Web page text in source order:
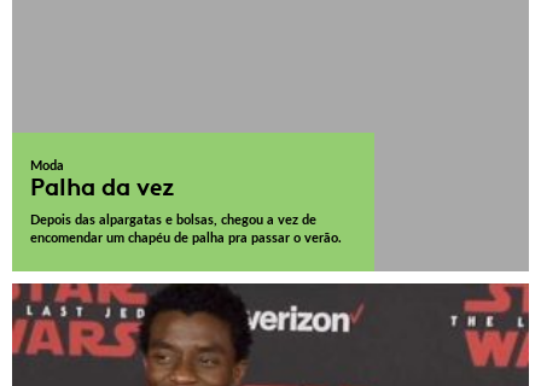
Moda
Palha da vez
Depois das alpargatas e bolsas, chegou a vez de
encomendar um chapéu de palha pra passar o verão.